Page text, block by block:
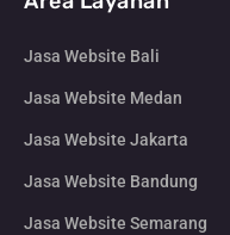
Jasa Website Bali
Jasa Website Medan
Jasa Website Jakarta
Jasa Website Bandung
Jasa Website Semarang